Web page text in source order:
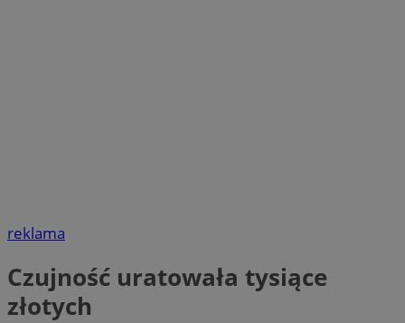
reklama
Czujność uratowała tysiące
złotych